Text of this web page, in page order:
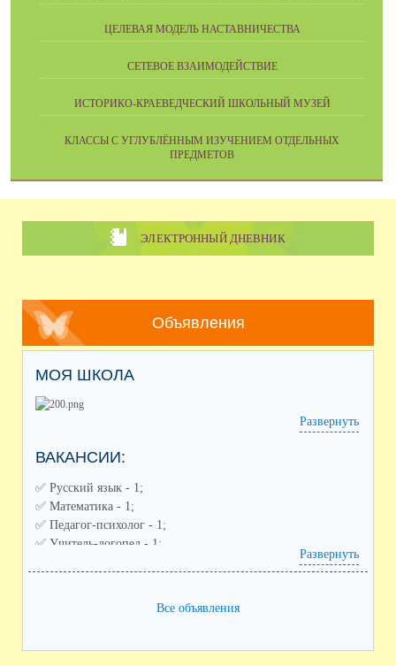
ЦЕЛЕВАЯ МОДЕЛЬ НАСТАВНИЧЕСТВА
СЕТЕВОЕ ВЗАИМОДЕЙСТВИЕ
ИСТОРИКО-КРАЕВЕДЧЕСКИЙ ШКОЛЬНЫЙ МУЗЕЙ
КЛАССЫ С УГЛУБЛЁННЫМ ИЗУЧЕНИЕМ ОТДЕЛЬНЫХ
ПРЕДМЕТОВ
ЭЛЕКТРОННЫЙ ДНЕВНИК
Объявления
МОЯ ШКОЛА
Развернуть
ВАКАНСИИ:
✅️ Русский язык - 1;
✅️ Математика - 1;
✅️ Педагог-психолог - 1;
✅️ Учитель-логопед - 1;
Развернуть
Все объявления